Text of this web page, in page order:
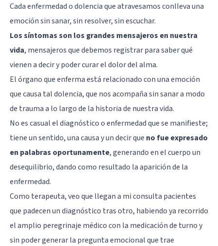
Cada enfermedad o dolencia que atravesamos conlleva una
emoción sin sanar, sin resolver, sin escuchar.
Los síntomas son los grandes mensajeros en nuestra
vida, mensajeros que debemos registrar para saber qué
vienen a decir y poder curar el dolor del alma.
El órgano que enferma está relacionado con una emoción
que causa tal dolencia, que nos acompaña sin sanar a modo
de traumaa lo largo de la historia de nuestra vida.
No es casual el diagnóstico o enfermedad que se manifieste;
tiene un sentido, una causa y un decir que no fue expresado
en palabras oportunamente, generando en el cuerpo un
desequilibrio, dando como resultado la aparición de la
enfermedad.
Como terapeuta, veo que llegan a mi consulta pacientes
que padecen un diagnóstico tras otro, habiendo ya recorrido
el amplio peregrinaje médico con la medicación de turno y
sin poder generar la pregunta emocional que trae